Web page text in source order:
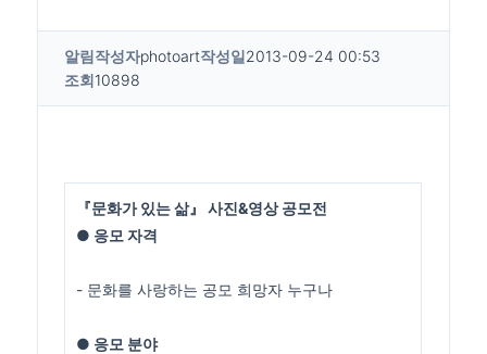
알림작성자photoart작성일2013-09-24 00:53
조회10898
『문화가 있는 삶』 사진&영상 공모전
● 응모 자격
- 문화를 사랑하는 공모 희망자 누구나
● 응모 분야